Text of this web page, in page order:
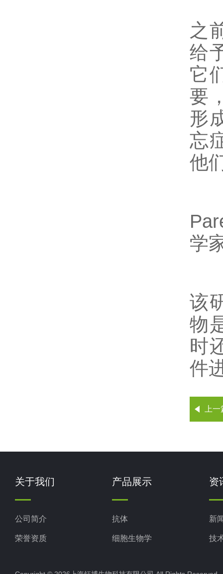
之
给
它
要
形
忘
他
学
该
物
时
件
上
关于我们
公司简介
荣誉资质
产品展示
抗体
细胞生物学
资
新
技